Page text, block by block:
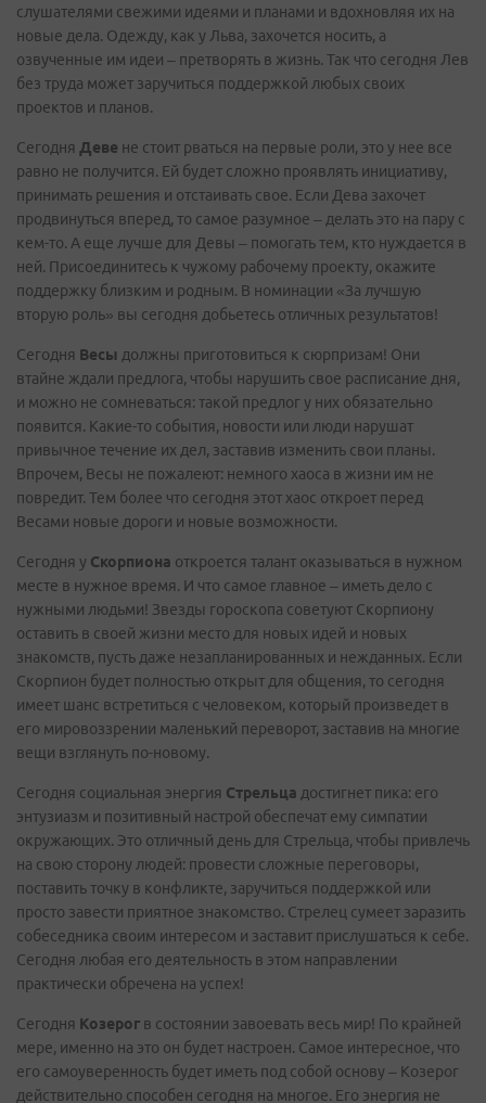
слушателями свежими идеями и планами и вдохновляя их на
новые дела. Одежду, как у Льва, захочется носить, а
озвученные им идеи – претворять в жизнь. Так что сегодня Лев
без труда может заручиться поддержкой любых своих
проектов и планов.
Сегодня Деве не стоит рваться на первые роли, это у нее все
равно не получится. Ей будет сложно проявлять инициативу,
принимать решения и отстаивать свое. Если Дева захочет
продвинуться вперед, то самое разумное – делать это на пару с
кем-то. А еще лучше для Девы – помогать тем, кто нуждается в
ней. Присоединитесь к чужому рабочему проекту, окажите
поддержку близким и родным. В номинации «За лучшую
вторую роль» вы сегодня добьетесь отличных результатов!
Сегодня Весы должны приготовиться к сюрпризам! Они
втайне ждали предлога, чтобы нарушить свое расписание дня,
и можно не сомневаться: такой предлог у них обязательно
появится. Какие-то события, новости или люди нарушат
привычное течение их дел, заставив изменить свои планы.
Впрочем, Весы не пожалеют: немного хаоса в жизни им не
повредит. Тем более что сегодня этот хаос откроет перед
Весами новые дороги и новые возможности.
Сегодня у Скорпиона откроется талант оказываться в нужном
месте в нужное время. И что самое главное – иметь дело с
нужными людьми! Звезды гороскопа советуют Скорпиону
оставить в своей жизни место для новых идей и новых
знакомств, пусть даже незапланированных и нежданных. Если
Скорпион будет полностью открыт для общения, то сегодня
имеет шанс встретиться с человеком, который произведет в
его мировоззрении маленький переворот, заставив на многие
вещи взглянуть по-новому.
Сегодня социальная энергия Стрельца достигнет пика: его
энтузиазм и позитивный настрой обеспечат ему симпатии
окружающих. Это отличный день для Стрельца, чтобы привлечь
на свою сторону людей: провести сложные переговоры,
поставить точку в конфликте, заручиться поддержкой или
просто завести приятное знакомство. Стрелец сумеет заразить
собеседника своим интересом и заставит прислушаться к себе.
Сегодня любая его деятельность в этом направлении
практически обречена на успех!
Сегодня Козерог в состоянии завоевать весь мир! По крайней
мере, именно на это он будет настроен. Самое интересное, что
его самоуверенность будет иметь под собой основу – Козерог
действительно способен сегодня на многое. Его энергия не